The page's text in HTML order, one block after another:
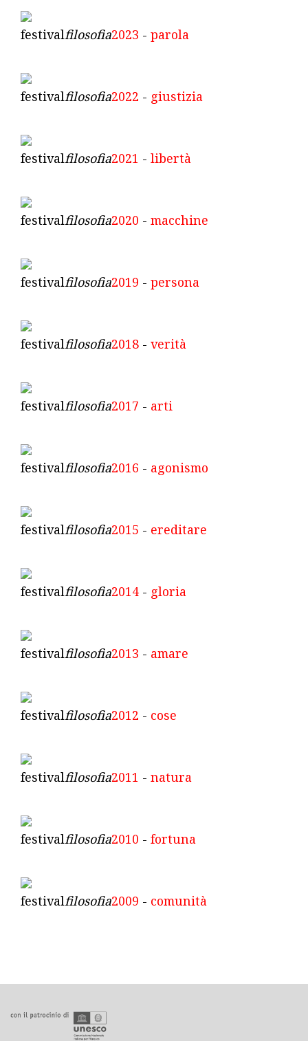
festivalfilosofia2023 - parola
festivalfilosofia2022 - giustizia
festivalfilosofia2021 - libertà
festivalfilosofia2020 - macchine
festivalfilosofia2019 - persona
festivalfilosofia2018 - verità
festivalfilosofia2017 - arti
festivalfilosofia2016 - agonismo
festivalfilosofia2015 - ereditare
festivalfilosofia2014 - gloria
festivalfilosofia2013 - amare
festivalfilosofia2012 - cose
festivalfilosofia2011 - natura
festivalfilosofia2010 - fortuna
festivalfilosofia2009 - comunità